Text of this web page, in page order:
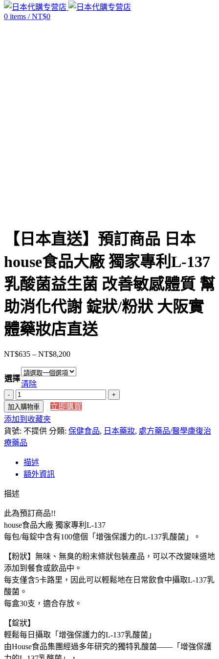
0 items / NT$0
【日本直送】預訂商品 日本
house食品大廠 獨家專利L-137
乳酸菌益生菌 改善敏感體質 幫
助消化代謝 錠狀/粉狀 大阪實
體藥妝店直送
NT$635 – NT$8,200價
格
圍：
NT$635
到
選擇
清除
【日
本
直
送】
預
商
品
日
house
食
品
廠
獨
家
專
利
137
乳
酸
菌
加入購物車
立即購買
添加到收藏夾
貨號: 不提供 分類: 保健食品, 日本藥妝, 處方藥品/醫學康復治
療藥品
描述
額外資訊
描述
此為預訂商品!!
house食品大廠 獨家專利L-137
每包/每錠中含有100億個「增強保護力的L-137乳酸菌」。
【粉狀】無味、無臭的粉末條狀包裝產品，可以不改變味道地
添加到餐食或飲品中。
每支僅含5卡路里，因此可以輕鬆地在日常飲食中攝取L-137乳
酸菌。
每盒30支，適合存放。
【錠狀】
輕鬆每日攝取「增強保護力的L-137乳酸菌」
由House食品集團經過多年研究的獨特乳酸菌——「增強保護